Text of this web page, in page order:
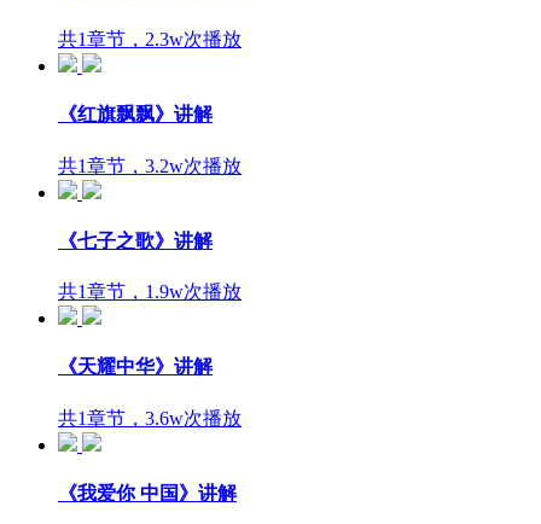
共1章节，2.3w次播放
《红旗飘飘》讲解
共1章节，3.2w次播放
《七子之歌》讲解
共1章节，1.9w次播放
《天耀中华》讲解
共1章节，3.6w次播放
《我爱你 中国》讲解